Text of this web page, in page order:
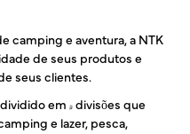
camping e aventura, a NTK
de seus produtos e
seus clientes.
em 4 divisões que
e lazer, pesca,